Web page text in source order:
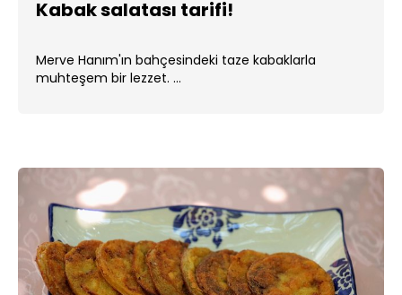
Kabak salatası tarifi!
Merve Hanım'ın bahçesindeki taze kabaklarla
muhteşem bir lezzet. ...